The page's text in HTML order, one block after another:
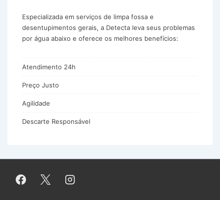
Especializada em serviços de limpa fossa e
desentupimentos gerais, a Detecta leva seus problemas
por água abaixo e oferece os melhores benefícios:
Atendimento 24h
Preço Justo
Agilidade
Descarte Responsável